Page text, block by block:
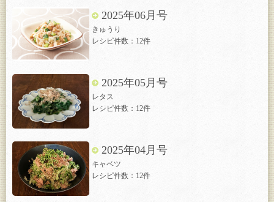
2025年06月号
きゅうり
レシピ件数：12件
2025年05月号
レタス
レシピ件数：12件
2025年04月号
キャベツ
レシピ件数：12件